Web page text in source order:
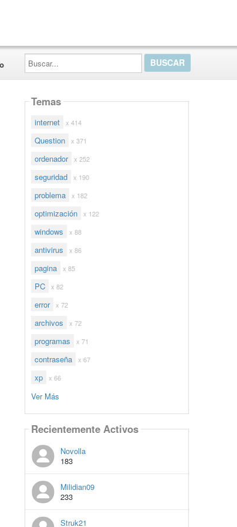
Buscar...
Temas
internet x 414
Question x 371
ordenador x 252
seguridad x 190
problema x 182
optimización x 122
windows x 88
antivirus x 86
pagina x 85
PC x 82
error x 72
archivos x 72
programas x 71
contraseña x 67
xp x 66
Ver Más
Recientemente Activos
Novolla
183
Milidian09
233
Struk21